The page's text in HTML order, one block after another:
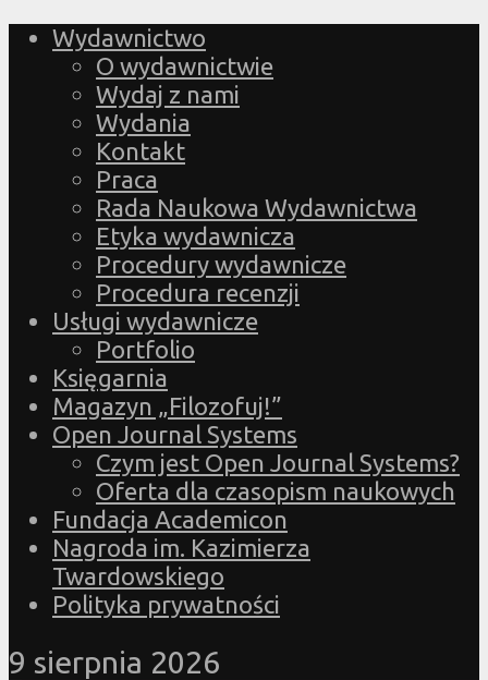
Wydawnictwo
O wydawnictwie
Wydaj z nami
Wydania
Kontakt
Praca
Rada Naukowa Wydawnictwa
Etyka wydawnicza
Procedury wydawnicze
Procedura recenzji
Usługi wydawnicze
Portfolio
Księgarnia
Magazyn „Filozofuj!”
Open Journal Systems
Czym jest Open Journal Systems?
Oferta dla czasopism naukowych
Fundacja Academicon
Nagroda im. Kazimierza
Twardowskiego
Polityka prywatności
9 sierpnia 2026